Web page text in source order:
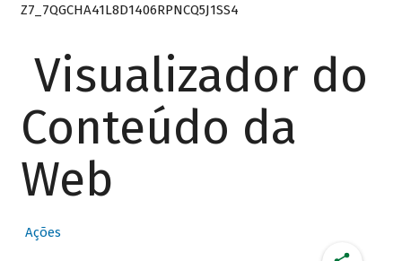
Z7_7QGCHA41L8D1406RPNCQ5J1SS4
Visualizador do
Conteúdo da
Web
Ações